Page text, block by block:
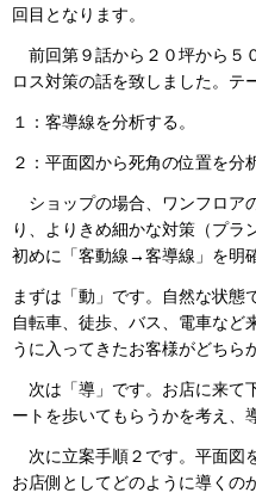
回目となります。
前回第９話から２０坪から５
ロス対策の話を致しました。テ
１：客導線を分析する。
２：平面図から死角の位置を分
ショップの場合、ワンフロア
り、よりきめ細かな対策（プラ
初めに「客動線→客導線」を明
まずは「動」です。自然な状態
自転車、徒歩、バス、電車など
うに入ってきたお客様がどちら
次は「導」です。お店に来て
ートを歩いてもらうかを考え、
次に立案手順２です。平面図
お店側としてどのように導くの